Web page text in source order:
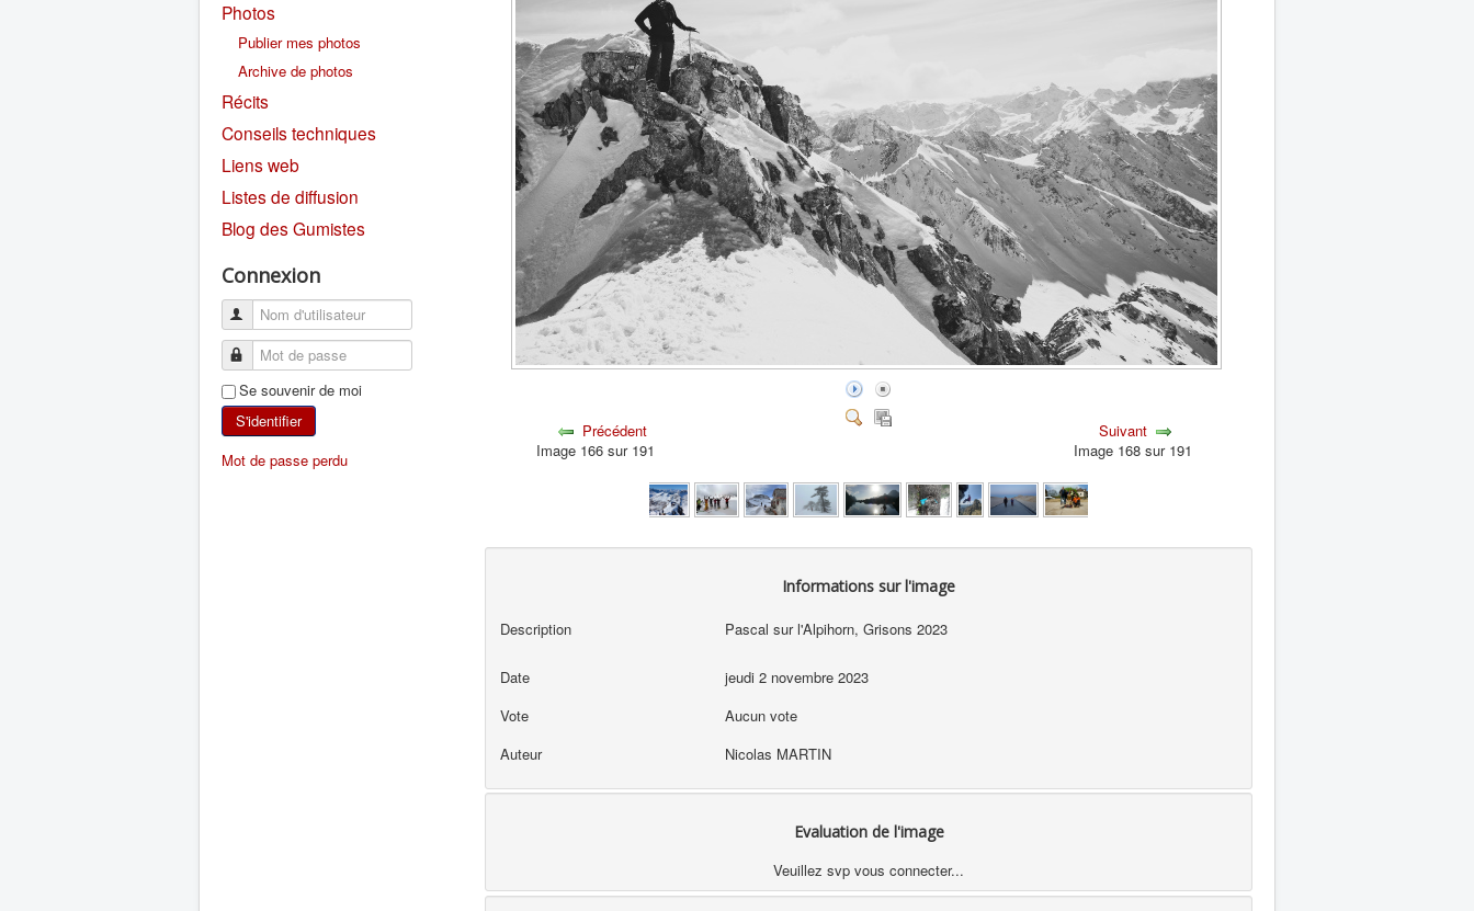
Photos
Publier mes photos
Archive de photos
Récits
Conseils techniques
Liens web
Listes de diffusion
Blog des Gumistes
Connexion
Se souvenir de moi
S'identifier
Mot de passe perdu
Précédent
Image 166 sur 191
Suivant
Image 168 sur 191
Informations sur l'image
Description Pascal sur l'Alpihorn, Grisons 2023
Date
jeudi 2 novembre 2023
Vote
Aucun vote
Auteur
Nicolas MARTIN
Evaluation de l'image
Veuillez svp vous connecter...